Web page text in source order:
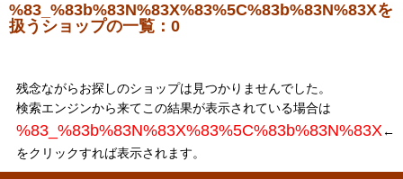
%83_%83b%83N%83X%83%5C%83b%83N%83Xを
扱うショップの一覧：0
残念ながらお探しのショップは見つかりませんでした。
検索エンジンから来てこの結果が表示されている場合は
%83_%83b%83N%83X%83%5C%83b%83N%83X←
をクリックすれば表示されます。